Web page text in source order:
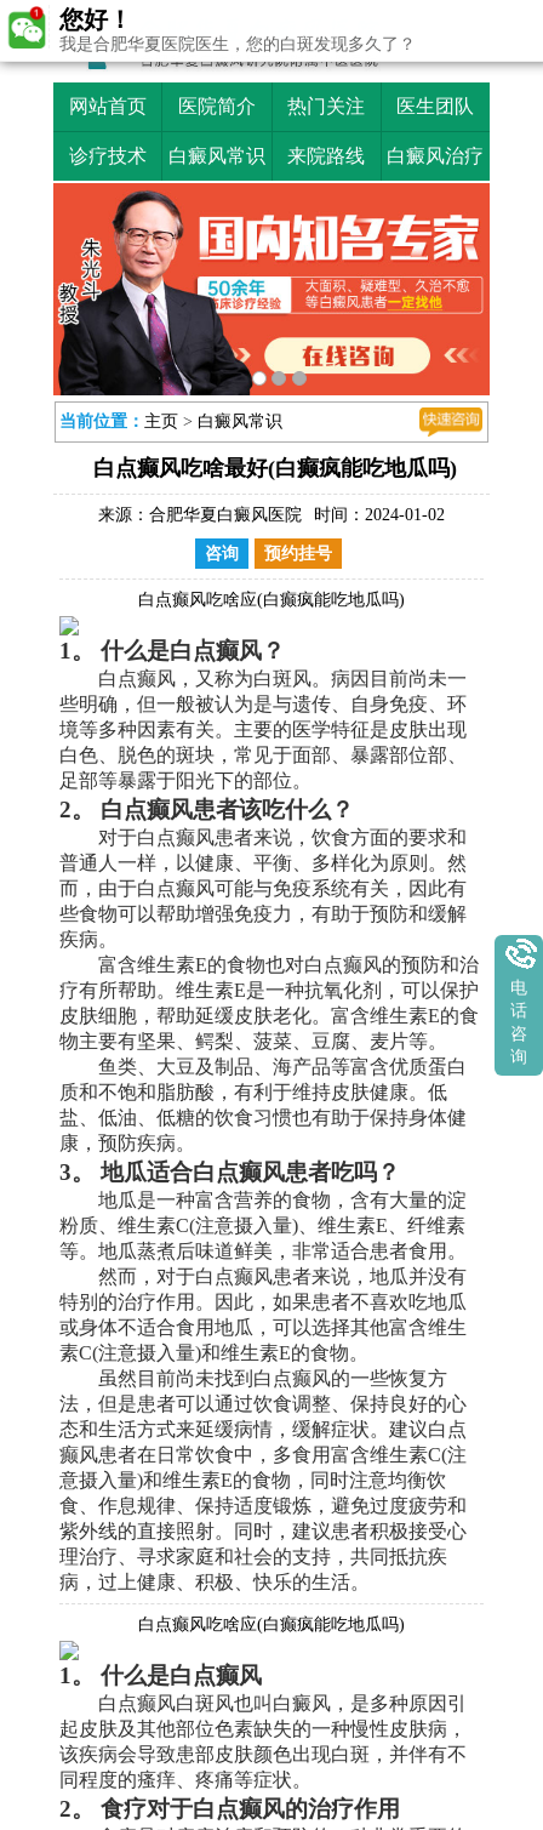
网站首页 医院简介 热门关注 医生团队
诊疗技术 白癜风常识 来院路线 白癜风治疗
当前位置： 主页 > 白癜风常识
白点癫风吃啥最好(白癫疯能吃地瓜吗)
来源： 合肥华夏白癜风医院 时间：2024-01-02
咨询 预约挂号
白点癫风吃啥应(白癫疯能吃地瓜吗)
1。 什么是白点癫风？
白点癫风，又称为白斑风。病因目前尚未一
些明确，但一般被认为是与遗传、自身免疫、环
境等多种因素有关。主要的医学特征是皮肤出现
白色、脱色的斑块，常见于面部、暴露部位部、
足部等暴露于阳光下的部位。
2。 白点癫风患者该吃什么？
对于白点癫风患者来说，饮食方面的要求和
普通人一样，以健康、平衡、多样化为原则。然
而，由于白点癫风可能与免疫系统有关，因此有
些食物可以帮助增强免疫力，有助于预防和缓解
疾病。
富含维生素E的食物也对白点癫风的预防和治
疗有所帮助。维生素E是一种抗氧化剂，可以保护
皮肤细胞，帮助延缓皮肤老化。富含维生素E的食
物主要有坚果、鳄梨、菠菜、豆腐、麦片等。
鱼类、大豆及制品、海产品等富含优质蛋白
质和不饱和脂肪酸，有利于维持皮肤健康。低
盐、低油、低糖的饮食习惯也有助于保持身体健
康，预防疾病。
3。 地瓜适合白点癫风患者吃吗？
地瓜是一种富含营养的食物，含有大量的淀
粉质、维生素C(注意摄入量)、维生素E、纤维素
等。地瓜蒸煮后味道鲜美，非常适合患者食用。
然而，对于白点癫风患者来说，地瓜并没有
特别的治疗作用。因此，如果患者不喜欢吃地瓜
或身体不适合食用地瓜，可以选择其他富含维生
素C(注意摄入量)和维生素E的食物。
虽然目前尚未找到白点癫风的一些恢复方
法，但是患者可以通过饮食调整、保持良好的心
态和生活方式来延缓病情，缓解症状。建议白点
癫风患者在日常饮食中，多食用富含维生素C(注
意摄入量)和维生素E的食物，同时注意均衡饮
食、作息规律、保持适度锻炼，避免过度疲劳和
紫外线的直接照射。同时，建议患者积极接受心
理治疗、寻求家庭和社会的支持，共同抵抗疾
病，过上健康、积极、快乐的生活。
白点癫风吃啥应(白癫疯能吃地瓜吗)
1。 什么是白点癫风
白点癫风白斑风也叫白癜风，是多种原因引
起皮肤及其他部位色素缺失的一种慢性皮肤病，
该疾病会导致患部皮肤颜色出现白斑，并伴有不
同程度的瘙痒、疼痛等症状。
2。 食疗对于白点癫风的治疗作用
您好！
我是合肥华夏医院医生，您的白斑发现多久了？
电
话
咨
询